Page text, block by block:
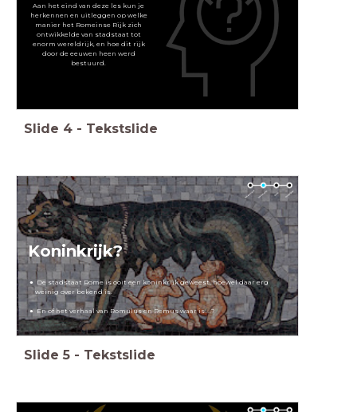
Aan het eind van deze les kun je
herkennen en uitleggen op welke
manier het Romeinse Rijk zich
ontwikkelde van stadstaat tot
enorm wereldrijk, en hoe dit rijk
door de eeuwen heen werd
bestuurd.
Slide 4 - Tekstslide
Koninkrijk?
De stadstaat Rome is ooit een koninkrijk geweest,hoewel daar erg
weinig over bekend is.
En of het verhaal van Romulus en Remus waar is....?
Slide 5 - Tekstslide